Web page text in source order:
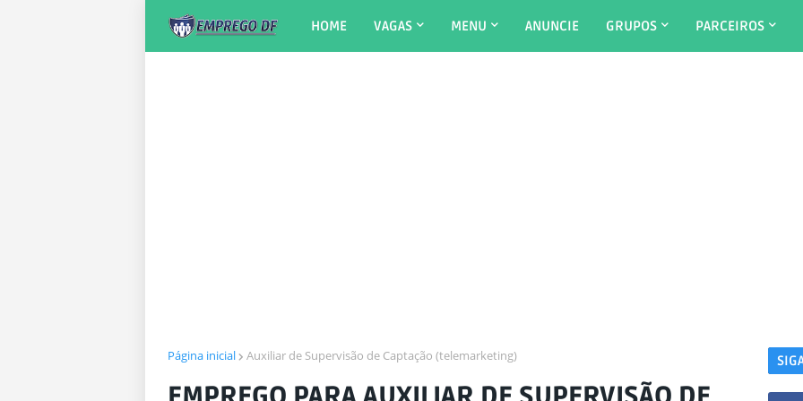
HOME VAGAS MENU ANUNCIE GRUPOS PARCEIROS
Página inicial Auxiliar de Supervisão de Captação (telemarketing)